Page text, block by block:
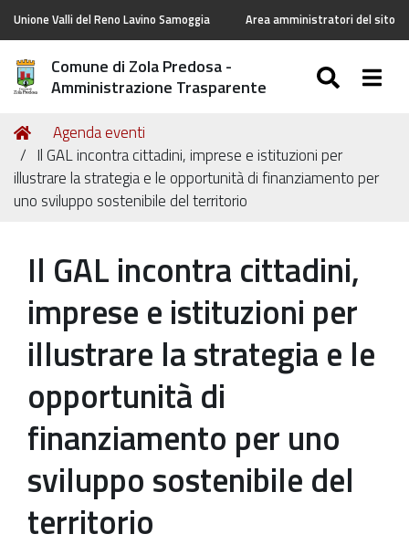
Unione Valli del Reno Lavino Samoggia Area amministratori del sito
Comune di Zola Predosa -
Amministrazione Trasparente
Tu
sei
qui:
Home
Agenda eventi
Il GAL incontra cittadini, imprese e istituzioni per
illustrare la strategia e le opportunità di finanziamento per
uno sviluppo sostenibile del territorio
Il GAL incontra cittadini,
imprese e istituzioni per
illustrare la strategia e le
opportunità di
finanziamento per uno
sviluppo sostenibile del
territorio